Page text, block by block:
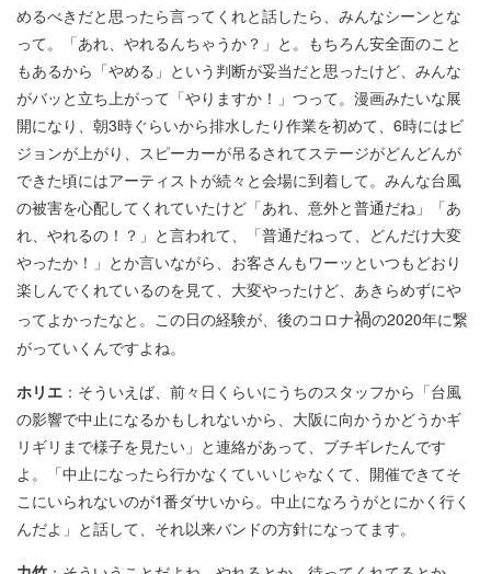
めるべきだと思ったら言ってくれと話したら、みんなシーンとな
って。「あれ、やれるんちゃうか？」と。もちろん安全面のこと
もあるから「やめる」という判断が妥当だと思ったけど、みんな
がバッと立ち上がって「やりますか！」つって。漫画みたいな展
開になり、朝3時ぐらいから排水したり作業を初めて、6時にはビ
ジョンが上がり、スピーカーが吊るされてステージがどんどんが
できた頃にはアーティストが続々と会場に到着して。みんな台風
の被害を心配してくれていたけど「あれ、意外と普通だね」「あ
れ、やれるの！？」と言われて、「普通だねって、どんだけ大変
やったか！」とか言いながら、お客さんもワーッといつもどおり
楽しんでくれているのを見て、大変やったけど、あきらめずにや
ってよかったなと。この日の経験が、後のコロナ禍の2020年に繋
がっていくんですよね。
ホリエ ：そういえば、前々日くらいにうちのスタッフから「台風
の影響で中止になるかもしれないから、大阪に向かうかどうかギ
リギリまで様子を見たい」と連絡があって、ブチギレたんです
よ。「中止になったら行かなくていいじゃなくて、開催できてそ
こにいられないのが1番ダサいから。中止になろうがとにかく行く
んだよ」と話して、それ以来バンドの方針になってます。